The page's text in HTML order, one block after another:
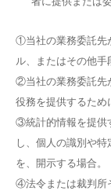
①当社の業務委託先
ル、またはその他手
②当社の業務委託先
役務を提供するため
③統計的情報を提供
し、個人の識別や
を、開示する場合。
④法令または裁判所